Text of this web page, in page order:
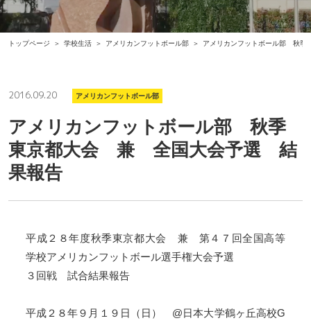
トップページ 学校生活 アメリカンフットボール部 アメリカンフットボール部 秋
2016.09.20 アメリカンフットボール部
アメリカンフットボール部 秋季
東京都大会 兼 全国大会予選 結
果報告
平成２８年度秋季東京都大会 兼 第４７回全国高等
学校アメリカンフットボール選手権大会予選
３回戦 試合結果報告
平成２８年９月１９日（日） @日本大学鶴ヶ丘高校G